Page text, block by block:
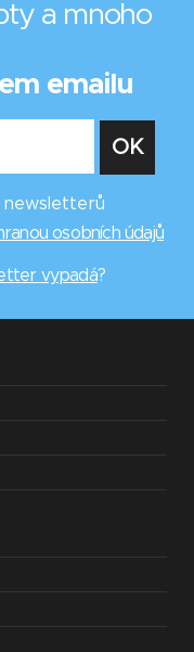
a mnoho
emailu
newsletterů
osobních údajů
vypadá?